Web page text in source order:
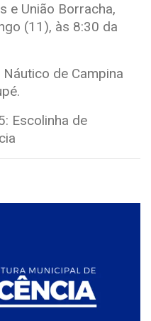
e União Borracha,
(11), às 8:30 da
de Campina
Escolinha de